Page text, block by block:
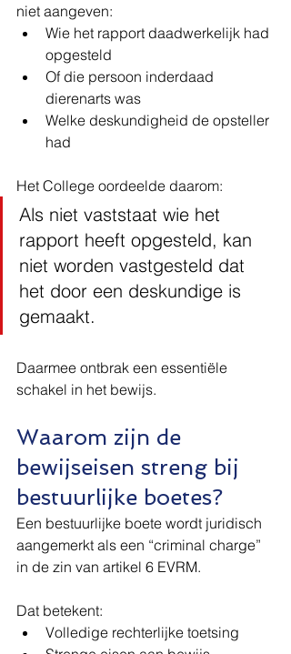
niet aangeven:
Wie het rapport daadwerkelijk had
opgesteld
Of die persoon inderdaad
dierenarts was
Welke deskundigheid de opsteller
had
Het College oordeelde daarom:
Als niet vaststaat wie het
rapport heeft opgesteld, kan
niet worden vastgesteld dat
het door een deskundige is
gemaakt.
Daarmee ontbrak een essentiële
schakel in het bewijs.
Waarom zijn de
bewijseisen streng bij
bestuurlijke boetes?
Een bestuurlijke boete wordt juridisch
aangemerkt als een “criminal charge”
in de zin van artikel 6 EVRM.
Dat betekent:
Volledige rechterlijke toetsing